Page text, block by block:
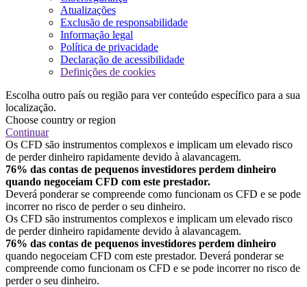
Atualizações
Exclusão de responsabilidade
Informação legal
Política de privacidade
Declaração de acessibilidade
Definições de cookies
Escolha outro país ou região para ver conteúdo específico para a sua
localização.
Choose country or region
Continuar
Os CFD são instrumentos complexos e implicam um elevado risco
de perder dinheiro rapidamente devido à alavancagem.
76% das contas de pequenos investidores perdem dinheiro
quando negoceiam CFD com este prestador.
Deverá ponderar se compreende como funcionam os CFD e se pode
incorrer no risco de perder o seu dinheiro.
Os CFD são instrumentos complexos e implicam um elevado risco
de perder dinheiro rapidamente devido à alavancagem.
76% das contas de pequenos investidores perdem dinheiro
quando negoceiam CFD com este prestador. Deverá ponderar se
compreende como funcionam os CFD e se pode incorrer no risco de
perder o seu dinheiro.